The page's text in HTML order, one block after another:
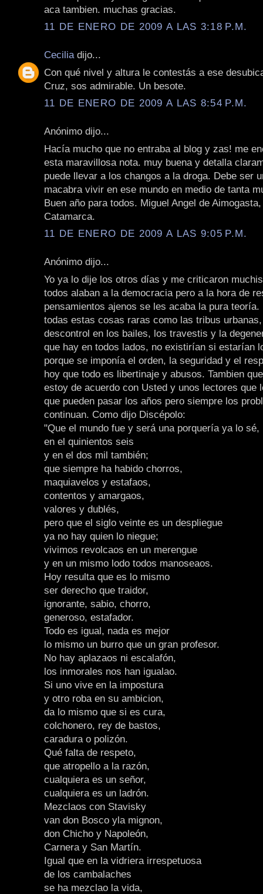
aca tambien. muchas gracias.
11 DE ENERO DE 2009 A LAS 3:18 P.M.
Ceciliadijo...
Con qué nivel y altura le contestás a ese
Cruz, sos admirable. Un besote.
11 DE ENERO DE 2009 A LAS 8:54 P.M.
Anónimo dijo...
Hacía mucho que no entraba al blog y zas! me
esta maravillosa nota. muy buena y detalla
puede llevar a los changos a la droga. Debe ser
macabra vivir en ese mundo en medio de tanta
Buen año para todos. Miguel Angel de
Catamarca.
11 DE ENERO DE 2009 A LAS 9:05 P.M.
Anónimo dijo...
Yo ya lo dije los otros días y me criticaron
todos alaban a la democracia pero a la hora de
pensamientos ajenos se les acaba la pura teoría.
todas estas cosas raras como las tribus
descontrol en los bailes, los travestis y la
que hay en todos lados, no existirían si estarían
porque se imponía el orden, la seguridad y el
hoy que todo es libertinaje y abusos. Tambien
estoy de acuerdo con Usted y unos lectores que
que pueden pasar los años pero siempre los
continuan. Como dijo Discépolo:
"Que el mundo fue y será una porquería ya lo sé,
en el quinientos seis
y en el dos mil también;
que siempre ha habido chorros,
maquiavelos y estafaos,
contentos y amargaos,
valores y dublés,
pero que el siglo veinte es un despliegue
ya no hay quien lo niegue;
vivimos revolcaos en un merengue
y en un mismo lodo todos manoseaos.
Hoy resulta que es lo mismo
ser derecho que traidor,
ignorante, sabio, chorro,
generoso, estafador.
Todo es igual, nada es mejor
lo mismo un burro que un gran profesor.
No hay aplazaos ni escalafón,
los inmorales nos han igualao.
Si uno vive en la impostura
y otro roba en su ambicion,
da lo mismo que si es cura,
colchonero, rey de bastos,
caradura o polizón.
Qué falta de respeto,
que atropello a la razón,
cualquiera es un señor,
cualquiera es un ladrón.
Mezclaos con Stavisky
van don Bosco yla mignon,
don Chicho y Napoleón,
Carnera y San Martín.
Igual que en la vidriera irrespetuosa
de los cambalaches
se ha mezclao la vida,